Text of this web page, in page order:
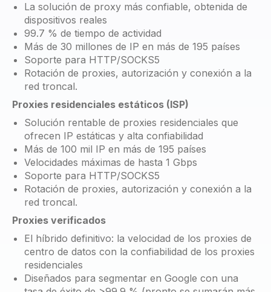
La solución de proxy más confiable, obtenida de
dispositivos reales
99.7 % de tiempo de actividad
Más de 30 millones de IP en más de 195 países
Soporte para HTTP/SOCKS5
Rotación de proxies, autorización y conexión a la
red troncal.
Proxies residenciales estáticos (ISP)
Solución rentable de proxies residenciales que
ofrecen IP estáticas y alta confiabilidad
Más de 100 mil IP en más de 195 países
Velocidades máximas de hasta 1 Gbps
Soporte para HTTP/SOCKS5
Rotación de proxies, autorización y conexión a la
red troncal.
Proxies verificados
El híbrido definitivo: la velocidad de los proxies de
centro de datos con la confiabilidad de los proxies
residenciales
Diseñados para segmentar en Google con una